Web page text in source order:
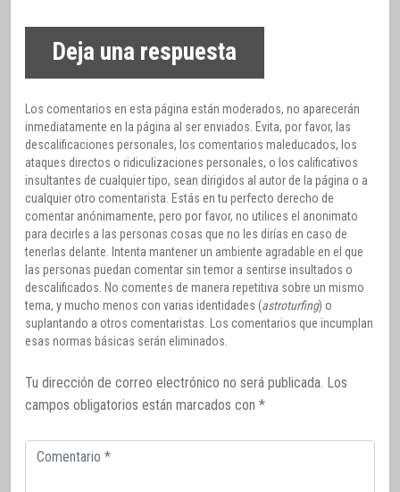
Deja una respuesta
Los comentarios en esta página están moderados, no aparecerán
inmediatamente en la página al ser enviados. Evita, por favor, las
descalificaciones personales, los comentarios maleducados, los
ataques directos o ridiculizaciones personales, o los calificativos
insultantes de cualquier tipo, sean dirigidos al autor de la página o a
cualquier otro comentarista. Estás en tu perfecto derecho de
comentar anónimamente, pero por favor, no utilices el anonimato
para decirles a las personas cosas que no les dirías en caso de
tenerlas delante. Intenta mantener un ambiente agradable en el que
las personas puedan comentar sin temor a sentirse insultados o
descalificados. No comentes de manera repetitiva sobre un mismo
tema, y mucho menos con varias identidades (astroturfing) o
suplantando a otros comentaristas. Los comentarios que incumplan
esas normas básicas serán eliminados.
Tu dirección de correo electrónico no será publicada. Los
campos obligatorios están marcados con *
Comentario